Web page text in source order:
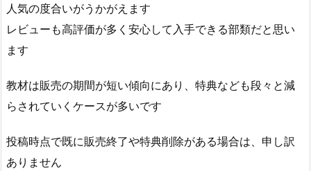
人気の度合いがうかがえます
レビューも高評価が多く安心して入手できる部類だと思い
ます
教材は販売の期間が短い傾向にあり、特典なども段々と減
らされていくケースが多いです
投稿時点で既に販売終了や特典削除がある場合は、申し訳
ありません